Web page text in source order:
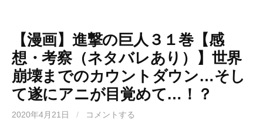
【漫画】進撃の巨人３１巻【感
想・考察（ネタバレあり）】世界
崩壊までのカウントダウン…そし
て遂にアニが目覚めて…！？
2020年4月21日 / コメントする